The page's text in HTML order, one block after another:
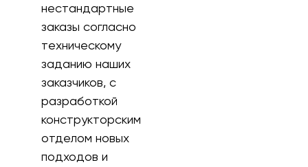
нестандартные
заказы согласно
техническому
заданию наших
заказчиков, с
разработкой
конструкторским
отделом новых
подходов и